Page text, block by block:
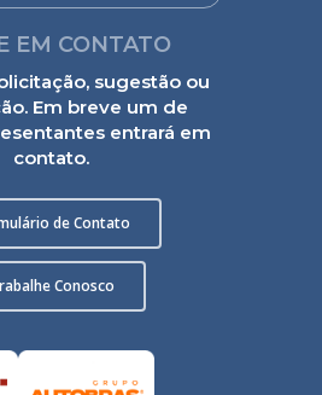
EM CONTATO
sugestão ou
Em breve um de
entrará em
contato.
de Contato
Conosco